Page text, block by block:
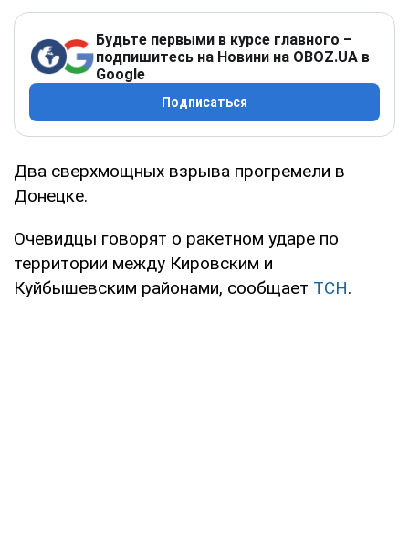
Будьте первыми в курсе главного –
подпишитесь на Новини на OBOZ.UA в
Google
Подписаться
Два сверхмощных взрыва прогремели в
Донецке.
Очевидцы говорят о ракетном ударе по
территории между Кировским и
Куйбышевским районами, сообщает ТСН.